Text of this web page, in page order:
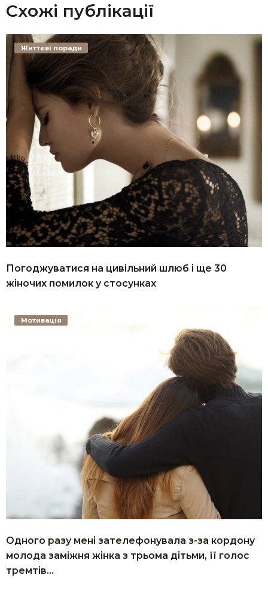
Схожі публікації
Погоджуватися на цивільний шлюб і ще 30
жіночих помилок у стосунках
Життєві поради
Одного разу мені зателефонувала з-за кордону
молода заміжня жінка з трьома дітьми, її голос
тремтів…
Мотивація